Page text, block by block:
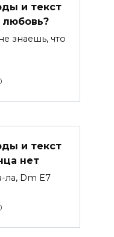
и текст
любовь?
знаешь, что
и текст
нет
ла, Dm E7